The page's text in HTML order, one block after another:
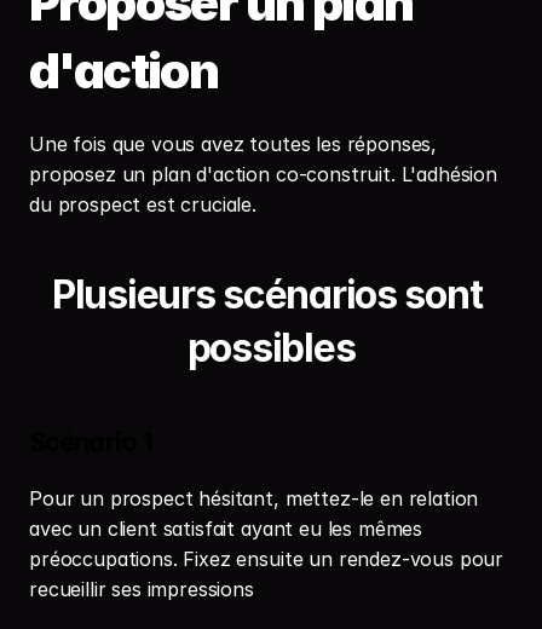
d'action
Une fois que vous avez toutes les réponses,
proposez un plan d'action co-construit. L'adhésion
du prospect est cruciale.
Plusieurs scénarios sont
possibles
Pour un prospect hésitant, mettez-le en relation
avec un client satisfait ayant eu les mêmes
préoccupations. Fixez ensuite un rendez-vous pour
recueillir ses impressions